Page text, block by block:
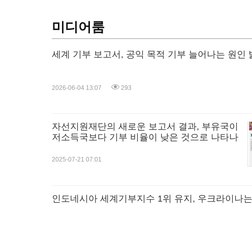
미디어룸
세계 기부 보고서, 공익 목적 기부 늘어나는 원인
2026-06-04 13:07 293
자선지원재단의 새로운 보고서 결과, 부유국이
저소득국보다 기부 비율이 낮은 것으로 나타나
2025-07-21 07:01
인도네시아 세계기부지수 1위 유지, 우크라이나